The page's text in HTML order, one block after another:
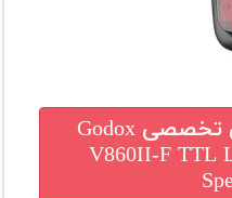
تخصصیGodox
V860II-F TTL